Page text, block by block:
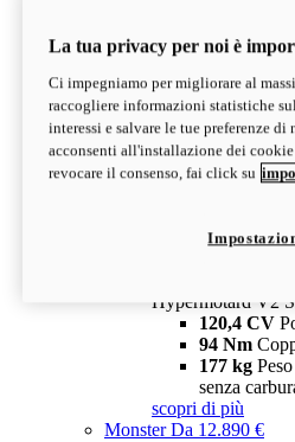
V2 SP
Hypermotard V2
120,4 CV
94 Nm
177 kg
senza
Depotenziata 35
configura scopri
Hypermotard V2
120,4 CV
94 Nm
177 kg
senza
scopri di più
MonsterDa 12.890 €
La tua privacy per noi è
Ci impegniamo per migliorare al
raccogliere informazioni statistiche
interessi e salvare le tue preferenze
acconsenti all'installazione dei
revocare il consenso, fai click su